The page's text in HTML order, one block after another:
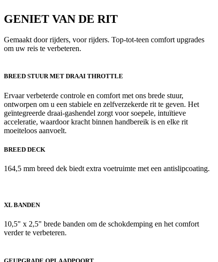
GENIET VAN DE RIT
Gemaakt door rijders, voor rijders. Top-tot-teen comfort upgrades
om uw reis te verbeteren.
BREED STUUR MET DRAAI THROTTLE
Ervaar verbeterde controle en comfort met ons brede stuur,
ontworpen om u een stabiele en zelfverzekerde rit te geven. Het
geïntegreerde draai-gashendel zorgt voor soepele, intuïtieve
acceleratie, waardoor kracht binnen handbereik is en elke rit
moeiteloos aanvoelt.
BREED DECK
164,5 mm breed dek biedt extra voetruimte met een antislipcoating.
XL BANDEN
10,5" x 2,5" brede banden om de schokdemping en het comfort
verder te verbeteren.